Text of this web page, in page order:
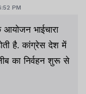
PM
भाईचारा
है. कांग्रेस देश में
का निर्वहन शुरू से